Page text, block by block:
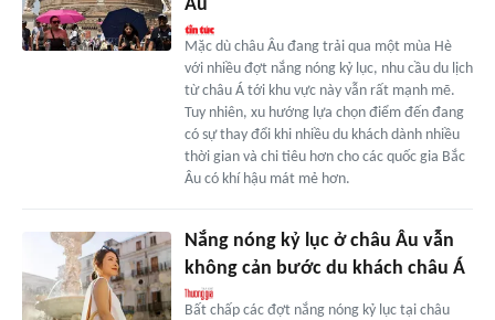
Âu
Mặc dù châu Âu đang trải qua một mùa Hè
với nhiều đợt nắng nóng kỷ lục, nhu cầu du lịch
từ châu Á tới khu vực này vẫn rất mạnh mẽ.
Tuy nhiên, xu hướng lựa chọn điểm đến đang
có sự thay đổi khi nhiều du khách dành nhiều
thời gian và chi tiêu hơn cho các quốc gia Bắc
Âu có khí hậu mát mẻ hơn.
Nắng nóng kỷ lục ở châu Âu vẫn
không cản bước du khách châu Á
Bất chấp các đợt nắng nóng kỷ lục tại châu